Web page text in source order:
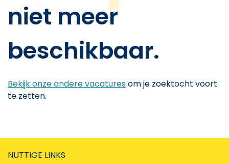
niet meer
beschikbaar.
Bekijk onze andere vacaturesom je zoektocht voort
te zetten.
NUTTIGE LINKS